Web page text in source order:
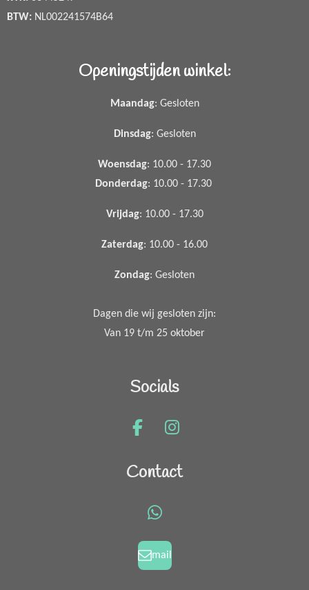
BTW: NL002241574B64
Openingstijden winkel:
Maandag: Gesloten
Dinsdag: Gesloten
Woensdag: 10.00 - 17.30
Donderdag: 10.00 - 17.30
Vrijdag: 10.00 - 17.30
Zaterdag: 10.00 - 16.00
Zondag: Gesloten
Dagen die wij gesloten zijn:
Van 19 t/m 25 oktober
Socials
F
c
k
I
s
a
m
Contact
W
a
t
mail